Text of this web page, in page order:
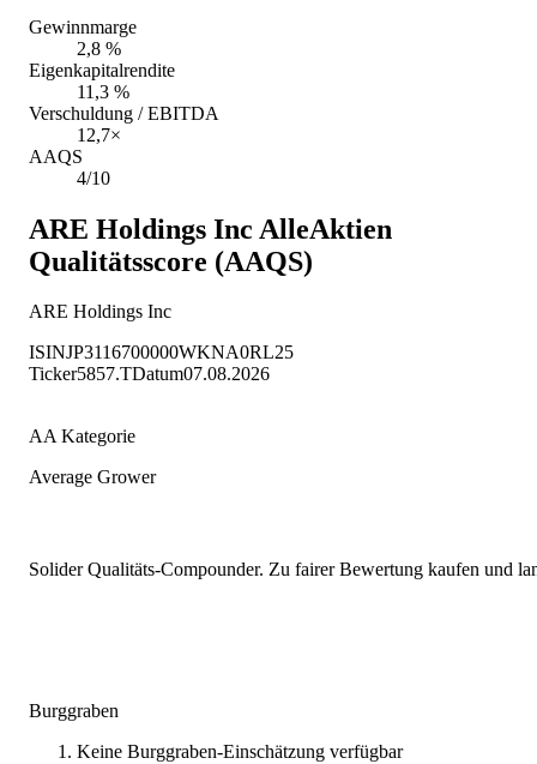
Gewinnmarge
2,8 %
Eigenkapitalrendite
11,3 %
Verschuldung / EBITDA
12,7×
AAQS
4/10
ARE Holdings Inc AlleAktien
Qualitätsscore (AAQS)
ARE Holdings Inc
ISINJP3116700000WKNA0RL25
Ticker5857.TDatum07.08.2026
AA Kategorie
Average Grower
Solider Qualitäts-Compounder. Zu fairer Bewertung kaufen und
Burggraben
Keine Burggraben-Einschätzung verfügbar